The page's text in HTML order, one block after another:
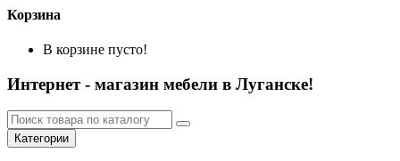
Корзина
В корзине пусто!
Интернет - магазин мебели в Луганске!
Категории